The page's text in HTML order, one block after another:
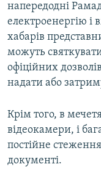
напередодні
електроенергію і
хабарів
можуть
офіційних
надати або
Крім того, в
відеокамери, і
постійне
документі.